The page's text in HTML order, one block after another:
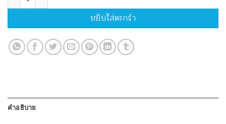
หยิบใส่ตะกร้า
คำอธิบาย